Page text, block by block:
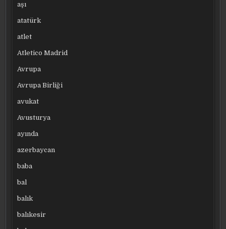
aşı
atatürk
atlet
Atletico Madrid
Avrupa
Avrupa Birliği
avukat
Avusturya
ayında
azerbaycan
baba
bal
balık
balıkesir